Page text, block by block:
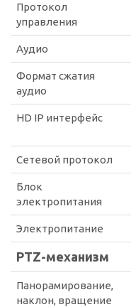
Протокол
управления
Аудио
Формат сжатия
аудио
HD IP интерфейс
Сетевой протокол
Блок
электропитания
Электропитание
PTZ-механизм
Панорамирование,
наклон, вращение